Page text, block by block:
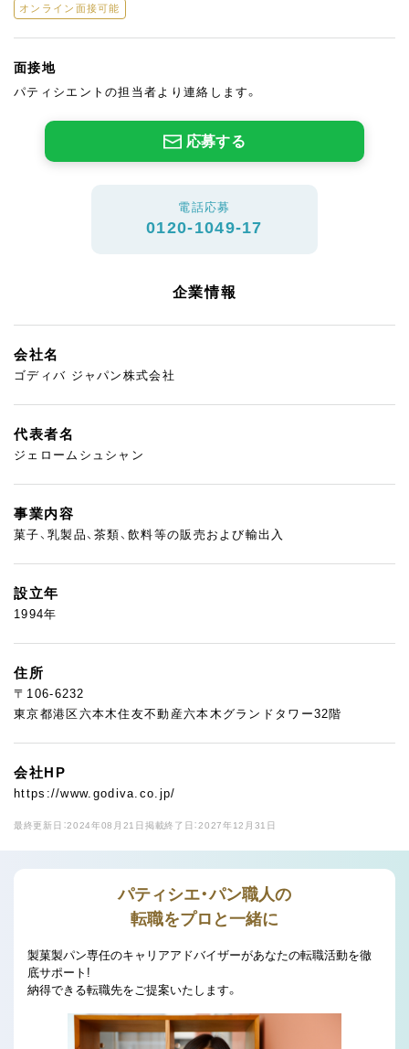
オンライン面接可能
面接地
パティシエントの担当者より連絡します。
応募する
電話応募
0120-1049-17
企業情報
会社名
ゴディバ ジャパン株式会社
代表者名
ジェロームシュシャン
事業内容
菓子、乳製品、茶類、飲料等の販売および輸出入
設立年
1994年
住所
〒106-6232
東京都港区六本木住友不動産六本木グランドタワー32階
会社HP
https://www.godiva.co.jp/
最終更新日：2024年08月21日 掲載終了日：2027年12月31日
パティシエ・パン職人の
転職をプロと一緒に
製菓製パン専任のキャリアアドバイザーがあなたの転職活動を徹
底サポート!
納得できる転職先をご提案いたします。